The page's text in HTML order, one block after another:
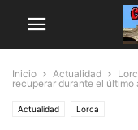
Inicio Actualidad
recuperar durante el último
Actualidad Lorca